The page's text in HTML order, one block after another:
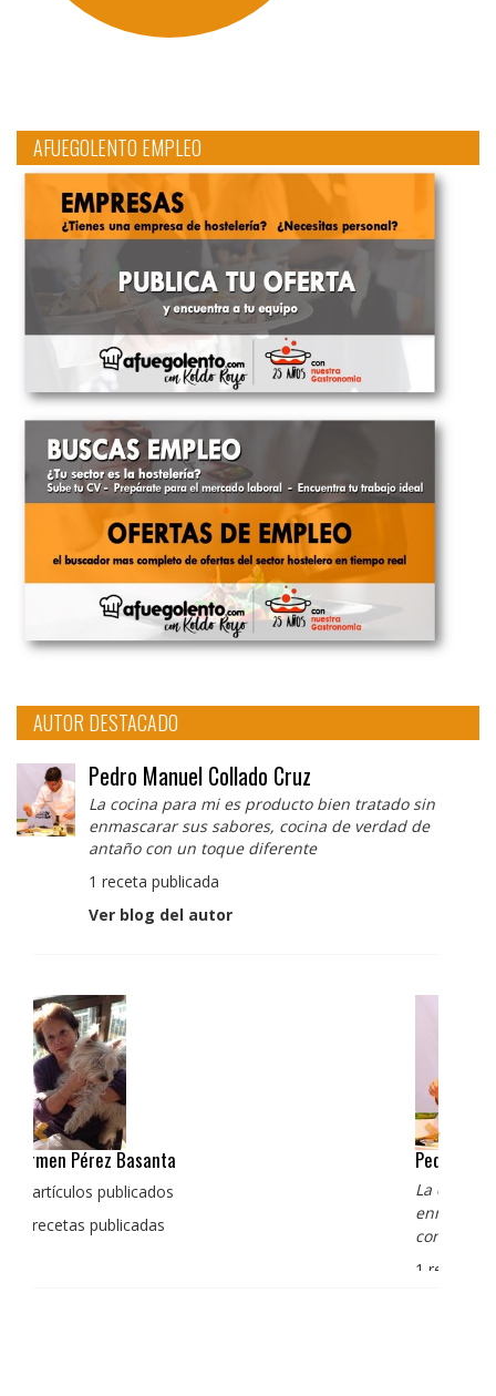
AFUEGOLENTO EMPLEO
AUTOR DESTACADO
Pedro Manuel Collado Cruz
La cocina para mi es producto bien tratado sin
enmascarar sus sabores, cocina de verdad de
antaño con un toque diferente
1 receta publicada
Ver blog del autor
Pedro Manuel Collado Cruz
La cocina para mi es producto bien tratado sin
enmascarar sus sabores, cocina de verdad de antaño
con un toque diferente